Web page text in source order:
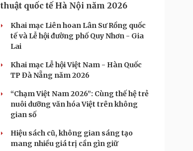
thuật quốc tế Hà Nội năm 2026
Khai mạc Liên hoan Lân Sư Rồng quốc
tế và Lễ hội đường phố Quy Nhơn - Gia
Lai
Khai mạc Lễ hội Việt Nam - Hàn Quốc
TP Đà Nẵng năm 2026
“Chạm Việt Nam 2026”: Cùng thế hệ trẻ
nuôi dưỡng văn hóa Việt trên không
gian số
Hiệu sách cũ, không gian sáng tạo
mang nhiều giá trị cần gìn giữ